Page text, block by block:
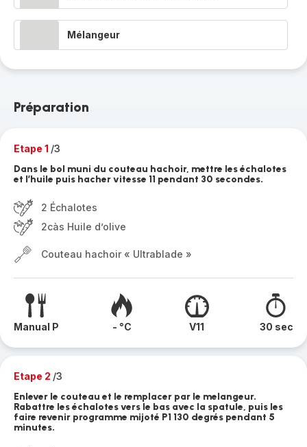
Mélangeur
Préparation
Etape 1 /3
Dans le bol muni du couteau hachoir, mettre les échalotes
et l’huile puis hacher vitesse 11 pendant 30 secondes.
2 Échalotes
2càs Huile d’olive
Couteau hachoir « Ultrablade »
Manual P - °C V11 30 sec
Etape 2 /3
Enlever le couteau et le remplacer par le melangeur.
Rabattre les échalotes vers le bas avec la spatule, puis les
faire revenir programme mijoté P1 130 degrés pendant 5
minutes.